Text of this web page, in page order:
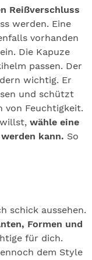
Reißverschluss
werden. Eine
vorhanden
Die Kapuze
passen. Der
wichtig. Er
und schützt
von Feuchtigkeit.
wähle eine
kann. So
schick aussehen.
Formen und
für dich.
dem Style